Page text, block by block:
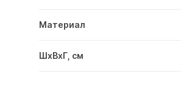
Материал
ШxВxГ, см